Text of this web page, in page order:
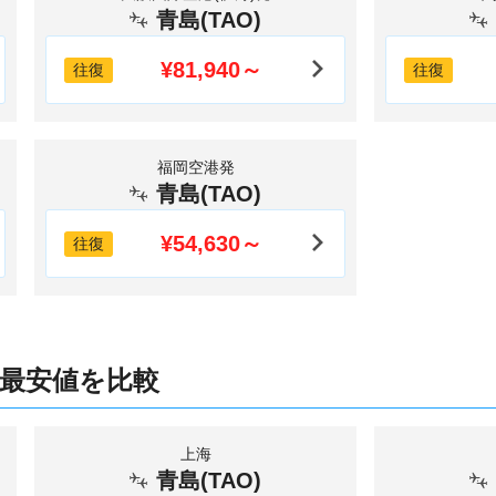
青島(TAO)
往復 ¥81,940～ 往復
福岡空港発
青島(TAO)
往復 ¥54,630～
安値を比較
上海
青島(TAO)